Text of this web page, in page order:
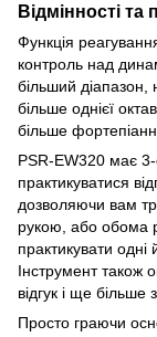
Відмінності та
Функція
контроль над
більший діапазон,
більше однієї
більше
PSR-EW320 має 3-
практикуватися
дозволяючи вам
рукою, або обома
практикувати
Інструмент також
відгук і ще більше
Просто граючи